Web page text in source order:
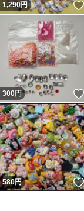
1,290円
300円
580円